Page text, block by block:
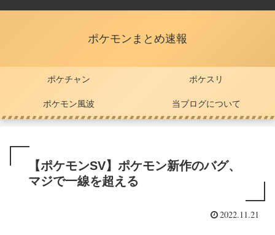
ポケモンまとめ速報
ポケチャン ポケスリ
ポケモン風波 当ブログについて
【ポケモンSV】ポケモン新作のバグ、
マジで一線を超える
2022.11.21